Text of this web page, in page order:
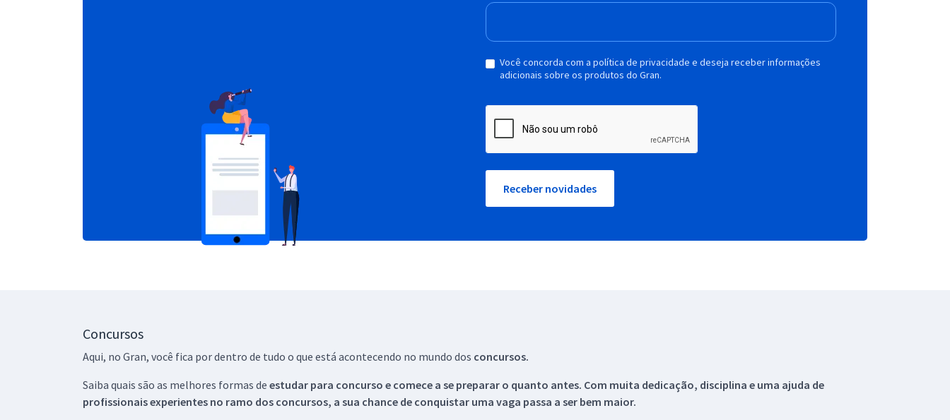
Você concorda com a política de privacidade e deseja receber informações
adicionais sobre os produtos do Gran.
Receber novidades
Concursos
Aqui, no Gran, você fica por dentro de tudo o que está acontecendo no mundo dos concursos.
Saiba quais são as melhores formas de estudar para concurso e comece a se preparar o quanto antes. Com muita dedicação, disciplina e uma ajuda de
profissionais experientes no ramo dos concursos, a sua chance de conquistar uma vaga passa a ser bem maior.